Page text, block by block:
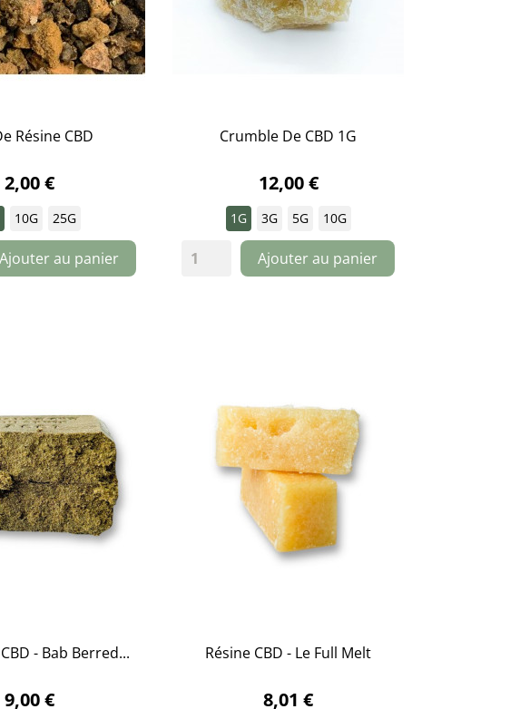
Résine CBD
2,00 €
10G 25G
Ajouter au panier
Crumble De CBD 1G
12,00 €
1G 3G 5G 10G
Ajouter au panier
- Bab Berred...
9,00 €
Résine CBD - Le Full Melt
8,01 €